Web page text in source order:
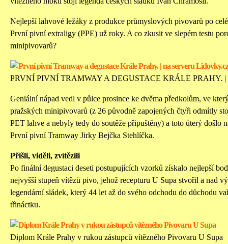
Nejlepší lahvové ležáky z produkce průmyslových pivovarů po
První pivní extraligy (PPE) už roky. A co zkusit ve slepém testu
minipivovarů?
PRVNÍ PIVNÍ TRAMWAY A DEGUSTACE KRÁLE PRAHY.
Geniální nápad vedl v půlce prosince ke dvěma předkolům, ve
pražských minipivovarů (z 26 původně zapojených čtyři odmítly
PET lahve a nebyly tedy do soutěže připuštěny) a toto úterý došlo
První pivní Tramway Jirky Bejčka Stehlíčka.
Přišli, viděli, zvítězili
Po finální degustaci deseti postupujících vzorků získalo nejlepší
nejvyšší stupeň vítězů pivo, jehož recepturu U Supa stvořil a nad
legendární sládek, který 44 let až do svého odchodu do důchodu
třináctku.
Diplom Krále Prahy v rukou zástupců vítězného Pivovaru U Supa